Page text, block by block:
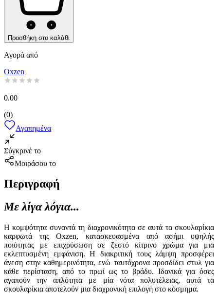
Προσθήκη στο καλάθι
Αγορά από
Oxzen
0.00
(0)
Αγαπημένα
Σύγκρινέ το
Μοιράσου το
Περιγραφή
Με λίγα λόγια...
Η κομψότητα συναντά τη διαχρονικότητα σε αυτά τα σκουλαρίκια
καρφωτά της Oxzen, κατασκευασμένα από ασήμι υψηλής
ποιότητας με επιχρύσωση σε ζεστό κίτρινο χρώμα για μια
εκλεπτυσμένη εμφάνιση. Η διακριτική τους λάμψη προσφέρει
άνεση στην καθημερινότητα, ενώ ταυτόχρονα προσδίδει στυλ για
κάθε περίσταση, από το πρωί ως το βράδυ. Ιδανικά για όσες
αγαπούν την απλότητα με μία νότα πολυτέλειας, αυτά τα
σκουλαρίκια αποτελούν μια διαχρονική επιλογή στο κόσμημα.